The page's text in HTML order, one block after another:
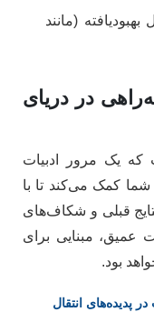
(مانند
در دریای
یک مرور ادبیات
شما کمک می‌کند تا با
قبلی و شکاف‌های
عمیق، مبنایی برای
بود.